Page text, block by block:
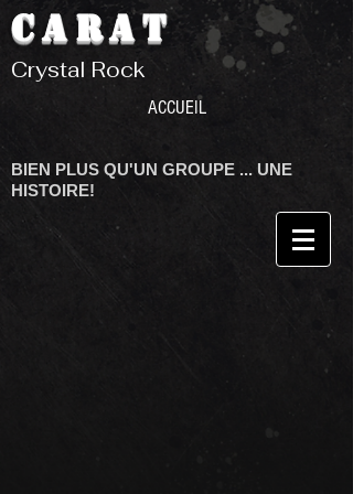
CARAT
Crystal Rock
ACCUEIL
BIEN PLUS QU'UN GROUPE ... UNE
HISTOIRE!